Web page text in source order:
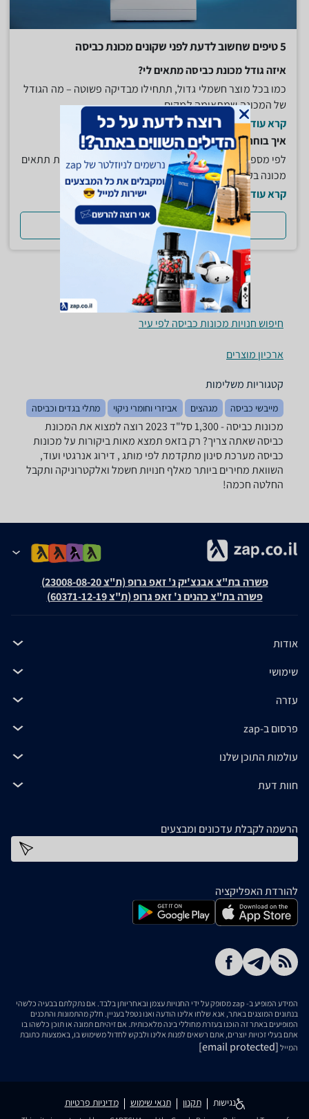
5 טיפים שחשוב לדעת לפני שקונים מכונת כביסה
איזה גודל מכונת כביסה מתאים לי?
כמו בכל מוצר חשמלי גדול, תתחילו מבדיקה פשוטה – מה הגודל
של המכונה שמתאימה למקום...
קרא עוד
איך בוחרים את הקיבולת של המכונה?
לפי מספר הנפשות שיש במשפחה. לבית עם 3 או 4 נפשות תתאים
מכונה בקיבולת של 5 או 6...
קרא עוד
למדריך המלא
חיפוש חנויות מכונות כביסה לפי עיר
ארכיון מוצרים
קטגוריות משלימות
מייבשי כביסה מגהצים אביזרי וחומרי ניקוי מתלי בגדים וכביסה
מכונות כביסה - ‏1,300 ‏סל"ד ‏2023 רוצה למצוא את המכונת
כביסה שאתה צריך? רק בזאפ תמצא מאות ביקורות על מכונות
כביסה מערכת סינון מתקדמת לפי מותג , דירוג אנרגטי ועוד,
השוואת מחירים ביותר מאלף חנויות חשמל ואלקטרוניקה ותקבל
החלטה חכמה!
פשרה בת"צ אבנצ'יק נ' זאפ גרופ (ת"צ 23008-08-20)
פשרה בת"צ כהנים נ' זאפ גרופ (ת"צ 60371-12-19)
אודות
שימושי
עזרה
פרסום ב-zap
עולמות התוכן שלנו
חוות דעת
הרשמה לקבלת עדכונים ומבצעים
להורדת האפליקציה
המידע המופיע ב- zap מסופק על ידי החנויות עצמן ובאחריותן בלבד. אם נתקלתם בבעיה כלשהי
בנתונים המוצגים באתר, אנא שלחו אלינו הודעה ואנו נטפל בעניין. חלק מהתמונות והתכנים
המופיעים באתר זה הוכנו בעזרת מחוללי בינה מלאכותית. אם זיהיתם תמונה או תוכן כלשהו בו
אתם בעלי זכויות יוצרים, אתם רשאים לפנות אלינו ולבקש לחדול משימוש בו, באמצעות כתובת
המייל [email protected]
נגישות תקנון תנאי שימוש מדיניות פרטיות